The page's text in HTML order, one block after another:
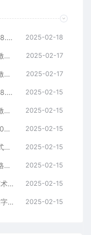
遂风领航向阳而生易拉罐企业年会AI8.0格式激光打标文件通用矢量图 2025-02-18
年年有余新春贺词艺术字AI8.0格式激光打标文件通用矢量图 2025-02-17
在一起赢未来书法艺术字AI8.0格式激光打标文件通用矢量图 2025-02-17
前途似海未来可期易拉罐企业年会AI8.0格式激光打标文件通用矢量图 2025-02-15
携手共赢易拉罐企业年会AI8.0格式激光打标文件通用矢量图 2025-02-15
皓月当空桃李满园中秋节艺术字AI8.0格式激光打标文件通用矢量图 2025-02-15
元宵节节日祝福书法艺术字AI8.0格式激光打标文件通用矢量图 2025-02-15
月满中秋节日祝福书法艺术字AI8.0格式激光打标文件通用矢量图 2025-02-15
人间四季今日茶饭事现代文艺手写艺术字AI8.0格式激光打标文件通用矢量图 2025-02-15
海上生明月中秋节节日祝福书法艺术字AI8.0格式激光打标文件通用矢量图 2025-02-15